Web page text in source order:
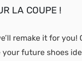
LA COUPE !
remake it for you!
future shoes